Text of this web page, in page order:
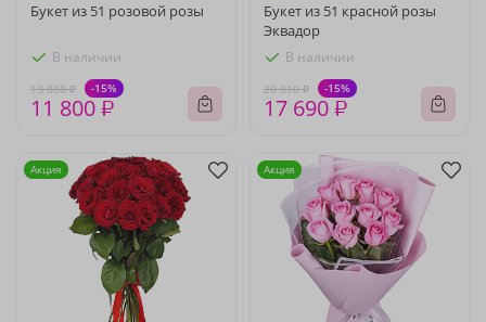
Букет из 51 розовой розы
В наличии
13 880 ₽ -15%
11 800 ₽
Букет из 51 красной розы
Эквадор
В наличии
20 810 ₽ -15%
17 690 ₽
Акция Акция